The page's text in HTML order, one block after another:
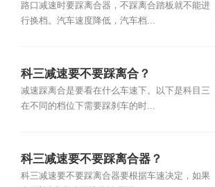
路口减速时要踩离合器，不踩离合踏板就不能进
行换档。汽车速度降低，汽车档...
科三减速要不要踩离合？
减速踩离合是要看在什么车速下。以下是科目三
在不同的档位下需要踩刹车的时...
科三减速要不要踩离合器？
科三减速要不要踩离合器要根据车速决定，如果